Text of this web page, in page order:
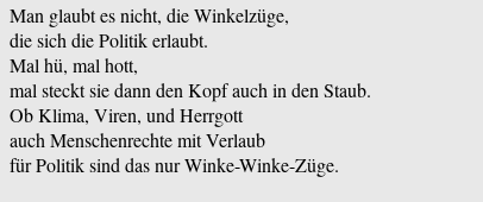
Man glaubt es nicht, die Winkelzüge,
die sich die Politik erlaubt.
Mal hü, mal hott,
mal steckt sie dann den Kopf auch in den Staub.
Ob Klima, Viren, und Herrgott
auch Menschenrechte mit Verlaub
für Politik sind das nur Winke-Winke-Züge.